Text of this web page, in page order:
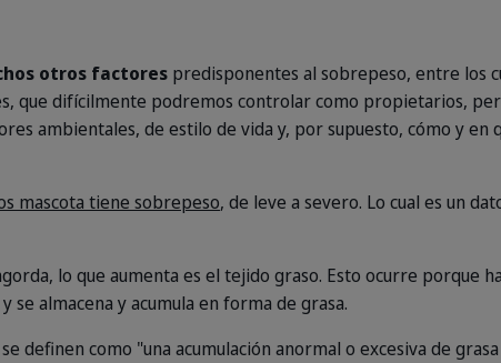
otros factores predisponentes al sobrepeso, entre los
que difícilmente podremos controlar como propietarios,
ambientales, de estilo de vida y, por supuesto, cómo y en
mascota tiene sobrepeso, de leve a severo. Lo cual es un
lo que aumenta es el tejido graso. Esto ocurre porque
se almacena y acumula en forma de grasa.
definen como "una acumulación anormal o excesiva de